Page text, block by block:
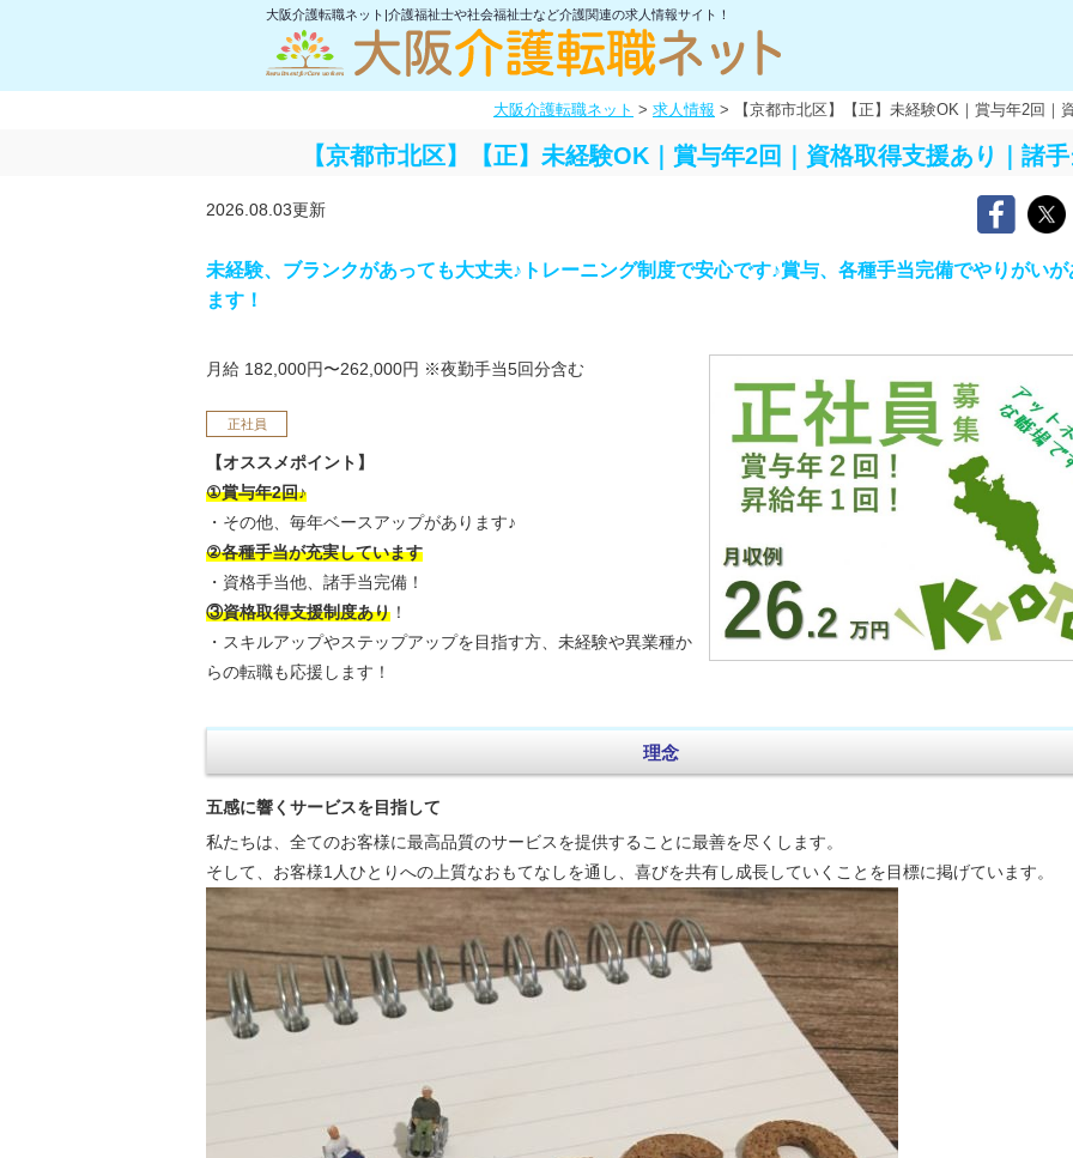
大阪介護転職ネット|介護福祉士や社会福祉士など介護関連の求人情報サイト！
大阪介護転職ネット > 求人情報 > 【京都市北区】【正】未経験OK｜賞与年2回
【京都市北区】【正】未経験OK｜賞与年2回｜資格取得支援あり｜諸
2026.08.03更新
未経験、ブランクがあっても大丈夫♪トレーニング制度で安心です♪賞与、各種手当完備でやりがいが
ます！
月給 182,000円〜262,000円 ※夜勤手当5回分含む
正社員
【オススメポイント】
①賞与年2回♪
・その他、毎年ベースアップがあります♪
②各種手当が充実しています
・資格手当他、諸手当完備！
③資格取得支援制度あり ！
・スキルアップやステップアップを目指す方、未経験や異業種か
らの転職も応援します！
理念
五感に響くサービスを目指して
私たちは、全てのお客様に最高品質のサービスを提供することに最善を尽くします。
そして、お客様1人ひとりへの上質なおもてなしを通し、喜びを共有し成長していくことを目標に掲げています。